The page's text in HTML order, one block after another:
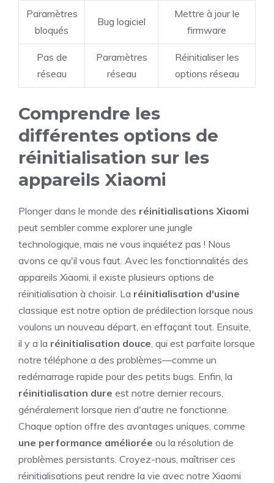
Paramètres
bloqués
Bug logiciel
Mettre à jour le
firmware
Pas de
réseau
Paramètres
réseau
Réinitialiser les
options réseau
Comprendre les
différentes options de
réinitialisation sur les
appareils Xiaomi
Plonger dans le monde des réinitialisations Xiaomi
peut sembler comme explorer une jungle
technologique, mais ne vous inquiétez pas ! Nous
avons ce qu'il vous faut. Avec les fonctionnalités des
appareils Xiaomi, il existe plusieurs options de
réinitialisation à choisir. La réinitialisation d'usine
classique est notre option de prédilection lorsque nous
voulons un nouveau départ, en effaçant tout. Ensuite,
il y a la réinitialisation douce, qui est parfaite lorsque
notre téléphone a des problèmes—comme un
redémarrage rapide pour des petits bugs. Enfin, la
réinitialisation dure est notre dernier recours,
généralement lorsque rien d'autre ne fonctionne.
Chaque option offre des avantages uniques, comme
une performance améliorée ou la résolution de
problèmes persistants. Croyez-nous, maîtriser ces
réinitialisations peut rendre la vie avec notre Xiaomi